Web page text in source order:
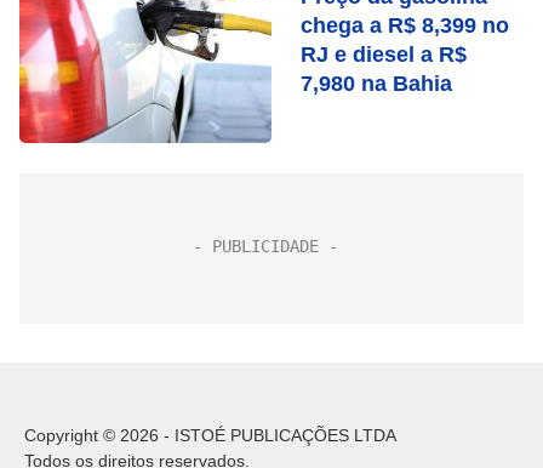
chega a R$ 8,399 no
RJ e diesel a R$
7,980 na Bahia
Copyright © 2026 - ISTOÉ PUBLICAÇÕES LTDA
Todos os direitos reservados.